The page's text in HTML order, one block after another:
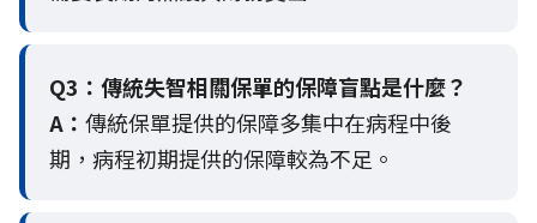
Q3： 傳統失智相關保單的保障盲點是什麼？
A： 傳統保單提供的保障多集中在病程中後
期，病程初期提供的保障較為不足。